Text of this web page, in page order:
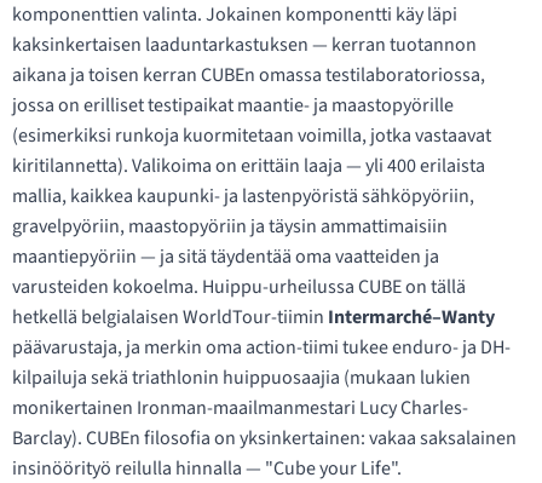
komponenttien valinta. Jokainen komponentti käy läpi
kaksinkertaisen laaduntarkastuksen — kerran tuotannon
aikana ja toisen kerran CUBEn omassa testilaboratoriossa,
jossa on erilliset testipaikat maantie- ja maastopyörille
(esimerkiksi runkoja kuormitetaan voimilla, jotka vastaavat
kiritilannetta). Valikoima on erittäin laaja — yli 400 erilaista
mallia, kaikkea kaupunki- ja lastenpyöristä sähköpyöriin,
gravelpyöriin, maastopyöriin ja täysin ammattimaisiin
maantiepyöriin — ja sitä täydentää oma vaatteiden ja
varusteiden kokoelma. Huippu-urheilussa CUBE on tällä
hetkellä belgialaisen WorldTour-tiimin Intermarché–Wanty
päävarustaja, ja merkin oma action-tiimi tukee enduro- ja DH-
kilpailuja sekä triathlonin huippuosaajia (mukaan lukien
monikertainen Ironman-maailmanmestari Lucy Charles-
Barclay). CUBEn filosofia on yksinkertainen: vakaa saksalainen
insinöörityö reilulla hinnalla — "Cube your Life".